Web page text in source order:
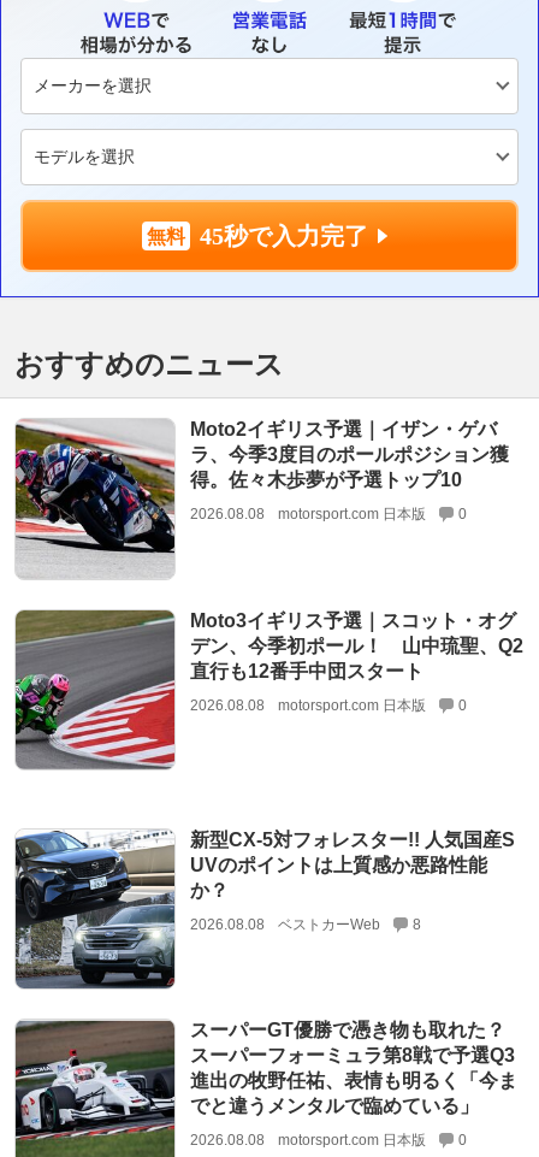
45秒で入力完了
おすすめのニュース
Moto2イギリス予選｜イザン・ゲバ
ラ、今季3度目のポールポジション獲
得。佐々木歩夢が予選トップ10
2026.08.08 motorsport.com 日本版 0
Moto3イギリス予選｜スコット・オグ
デン、今季初ポール！ 山中琉聖、Q2
直行も12番手中団スタート
2026.08.08 motorsport.com 日本版 0
新型CX-5対フォレスター!! 人気国産S
UVのポイントは上質感か悪路性能
か？
2026.08.08 ベストカーWeb 8
スーパーGT優勝で憑き物も取れた？
スーパーフォーミュラ第8戦で予選Q3
進出の牧野任祐、表情も明るく「今ま
でと違うメンタルで臨めている」
2026.08.08 motorsport.com 日本版 0